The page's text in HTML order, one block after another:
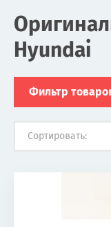
Hyundai
Фильтр
Сортировать: